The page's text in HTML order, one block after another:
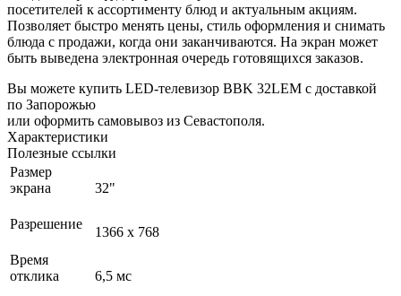
посетителей к ассортименту блюд и актуальным акциям.
Позволяет быстро менять цены, стиль оформления и снимать
блюда с продажи, когда они заканчиваются. На экран может
быть выведена электронная очередь готовящихся заказов.
Вы можете купить LED-телевизор BBK 32LEM с доставкой
по Запорожью
или оформить самовывоз из Севастополя.
Характеристики
Полезные ссылки
Размер
экрана
32"
Разрешение
1366 x 768
Время
отклика
6,5 мс